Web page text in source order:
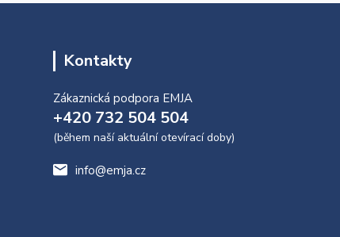
Kontakty
Zákaznická podpora EMJA
+420 732 504 504
(během naší aktuální otevírací doby)
info@emja.cz